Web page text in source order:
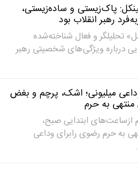
پاک‌زیستی و ساده‌زیستی،
رهبر انقلاب بود
تحلیلگر و فعال شناخته‌شده
درباره ویژگی‌های شخصیتی رهبر
میلیونی؛ اشک، پرچم و بغض
منتهی به حرم
ابتدایی صبح،
به حرم رضوی رابرای وداعی